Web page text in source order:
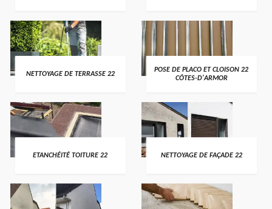
NETTOYAGE DE TERRASSE 22
POSE DE PLACO ET CLOISON 22
CÔTES-D'ARMOR
ETANCHÉITÉ TOITURE 22 NETTOYAGE DE FAÇADE 22